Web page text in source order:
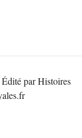
par Histoires